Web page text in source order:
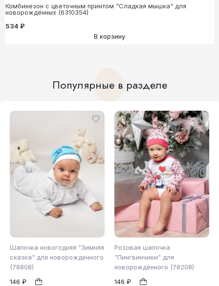
Комбинезон с цветочным принтом "Сладкая мышка" для
новорождённых (6310354)
534 ₽
В корзину
Популярные в разделе
Шапочка новогодняя "Зимняя
сказка" для новорожденного
(78808)
146 ₽
1
Розовая шапочка
"Пингвинчики" для
новорожденного (78208)
146 ₽
1